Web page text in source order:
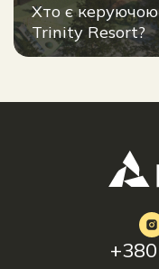
Хто є
Trinity Resort?